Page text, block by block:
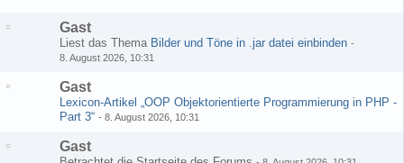
Gast
Liest das Thema Bilder und Töne in .jar datei einbinden -
8. August 2026, 10:31
Gast
Lexicon-Artikel „OOP Objektorientierte Programmierung in PHP -
Part 3“ - 8. August 2026, 10:31
Gast